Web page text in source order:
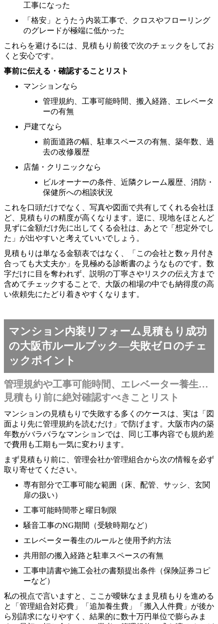
工事になった
「格安」とうたう内装工事で、クロスやフローリング
のグレードが極端に低かった
これらを避けるには、見積もり前後で次のチェックをしてお
くと安心です。
事前に伝える・確認することリスト
マンションなら
管理規約、工事可能時間、搬入経路、エレベータ
ーの有無
戸建てなら
前面道路の幅、駐車スペースの有無、築年数、過
去の改修履歴
店舗・クリニックなら
ビルオーナーの条件、近隣クレーム履歴、消防・
保健所への相談状況
これを口頭だけでなく、写真や図面で共有してくれる会社ほ
ど、見積もりの精度が高くなります。逆に、現地をほとんど
見ずに金額だけ先に出してくる会社は、あとで「想定外でし
た」が出やすいと考えていいでしょう。
見積もりは単なる金額表ではなく、「この会社と数ヶ月付き
合っても大丈夫か」を見極める診断書のようなものです。数
字だけに目を奪われず、説明の丁寧さやリスクの伝え方まで
含めてチェックすることで、大阪の相場の中でも納得度の高
い依頼先にたどり着きやすくなります。
マンション内装リフォーム見積もり成功
の大阪市ルールブック―失敗ゼロのチェ
ックポイント
管理規約や工事可能時間、エレベーター養生…
見積もり前に絶対確認すべきことリスト
マンションの見積もりで失敗する多くのケースは、実は「図
面より先に管理規約を読むだけ」で防げます。大阪市内の築
年数がバラバラなマンションでは、同じ工事内容でも規約差
で費用も工期も一気に変わります。
まず見積もり前に、管理会社か管理組合から次の情報を必ず
取り寄せてください。
専有部分で工事可能な範囲（床、配管、サッシ、玄関
扉の扱い）
工事可能時間帯と曜日制限
騒音工事のNG期間（受験時期など）
エレベーター養生のルールと使用予約方法
共用部の搬入経路と駐車スペースの有無
工事申請書や施工会社の書類提出条件（保険証券コピ
ーなど）
私の視点で言いますと、ここが曖昧なまま見積もりを進める
と「管理組合対応費」「追加養生費」「搬入人件費」が後か
ら別請求になりやすく、結果的に数十万円単位で膨らみま